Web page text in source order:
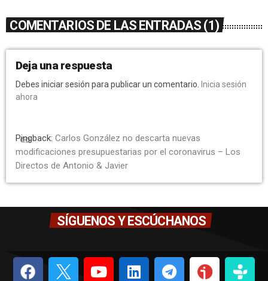
COMENTARIOS DE LAS ENTRADAS (1)
Deja una respuesta
Debes iniciar sesión para publicar un comentario.
Inicia sesión
ahora
link
Pingback: Carlos González no descarta nuevas
modificaciones presupuestarias por el coronavirus – Los
Directos de Antonio & Javier
SÍGUENOS Y ESCÚCHANOS